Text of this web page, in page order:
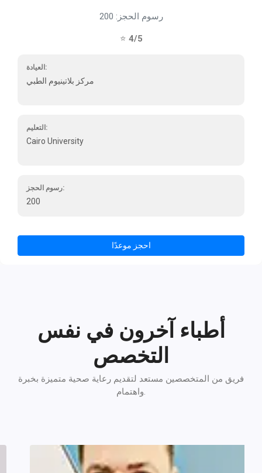
رسوم الحجز: 200
⭐ 4/5
العيادة:
مركز بلاتينيوم الطبي
التعليم:
Cairo University
رسوم الحجز:
200
احجز موعدًا
أطباء آخرون في نفس
التخصص
فريق من المتخصصين مستعد لتقديم رعاية صحية متميزة بخبرة
واهتمام.